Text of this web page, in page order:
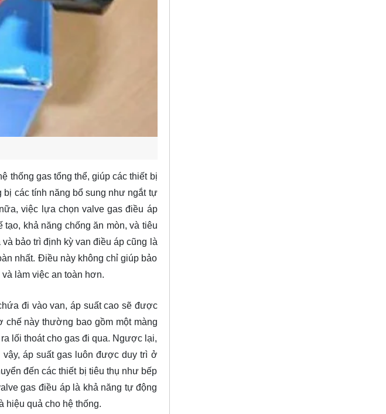
thống gas tổng thể, giúp các thiết bị
các tính năng bổ sung như ngắt tự
việc lựa chọn valve gas điều áp
khả năng chống ăn mòn, và tiêu
bảo trì định kỳ van điều áp cũng là
nhất. Điều này không chỉ giúp bảo
làm việc an toàn hơn.
đi vào van, áp suất cao sẽ được
này thường bao gồm một màng
lối thoát cho gas đi qua. Ngược lại,
áp suất gas luôn được duy trì ở
đến các thiết bị tiêu thụ như bếp
gas điều áp là khả năng tự động
hiệu quả cho hệ thống.